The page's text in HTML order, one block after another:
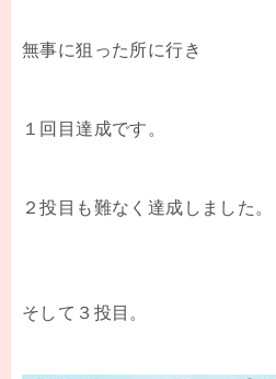
無事に狙った所に行き
１回目達成です。
２投目も難なく達成しました。
そして３投目。